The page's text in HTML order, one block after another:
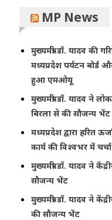
MP News
मुख्यमंत्री डॉ. यादव की
मध्यप्रदेश पर्यटन बोर्ड
हुआ एमओयू
मुख्यमंत्री डॉ. यादव ने
बिरला से की सौजन्य भेंट
मध्यप्रदेश द्वारा हरित
कार्य की विश्वभर में चर्चा
मुख्यमंत्री डॉ. यादव ने
सौजन्य भेंट
मुख्यमंत्री डॉ. यादव ने
की सौजन्य भेंट